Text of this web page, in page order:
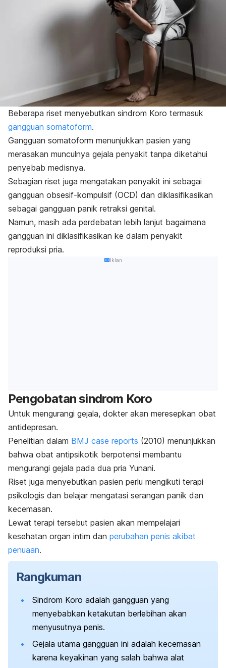
Beberapa riset menyebutkan sindrom Koro termasuk
gangguan somatoform.
Gangguan somatoform menunjukkan pasien yang
merasakan munculnya gejala penyakit tanpa diketahui
penyebab medisnya.
Sebagian riset juga mengatakan penyakit ini sebagai
gangguan obsesif-kompulsif (OCD) dan diklasifikasikan
sebagai gangguan panik retraksi genital.
Namun, masih ada perdebatan lebih lanjut bagaimana
gangguan ini diklasifikasikan ke dalam penyakit
reproduksi pria.
Iklan
Pengobatan sindrom Koro
Untuk mengurangi gejala, dokter akan meresepkan obat
antidepresan.
Penelitian dalam BMJ case reports (2010) menunjukkan
bahwa obat antipsikotik berpotensi membantu
mengurangi gejala pada dua pria Yunani.
Riset juga menyebutkan pasien perlu mengikuti terapi
psikologis dan belajar mengatasi serangan panik dan
kecemasan.
Lewat terapi tersebut pasien akan mempelajari
kesehatan organ intim dan perubahan penis akibat
penuaan.
Rangkuman
Sindrom Koro adalah gangguan yang
menyebabkan ketakutan berlebihan akan
menyusutnya penis.
Gejala utama gangguan ini adalah kecemasan
karena keyakinan yang salah bahwa alat